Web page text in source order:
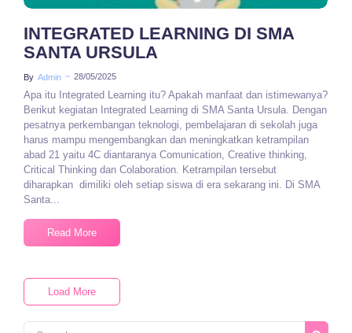
INTEGRATED LEARNING DI SMA
SANTA URSULA
By Admin ~ 28/05/2025
Apa itu Integrated Learning itu? Apakah manfaat dan istimewanya?
Berikut kegiatan Integrated Learning di SMA Santa Ursula. Dengan
pesatnya perkembangan teknologi, pembelajaran di sekolah juga
harus mampu mengembangkan dan meningkatkan ketrampilan
abad 21 yaitu 4C diantaranya Comunication, Creative thinking,
Critical Thinking dan Colaboration. Ketrampilan tersebut
diharapkan dimiliki oleh setiap siswa di era sekarang ini. Di SMA
Santa...
Read More
Load More